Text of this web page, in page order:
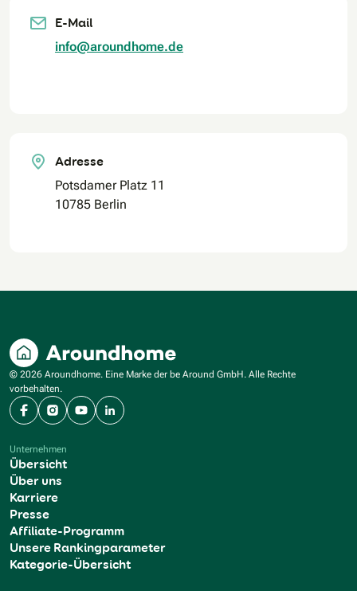
E-Mail
info@aroundhome.de
Adresse
Potsdamer Platz 11
10785 Berlin
© 2026 Aroundhome. Eine Marke der be Around GmbH. Alle Rechte
vorbehalten.
FacebookInstagram
YouTubeLinkedIn
Unternehmen
Übersicht
Über uns
Karriere
Presse
Affiliate-Programm
Unsere Rankingparameter
Kategorie-Übersicht